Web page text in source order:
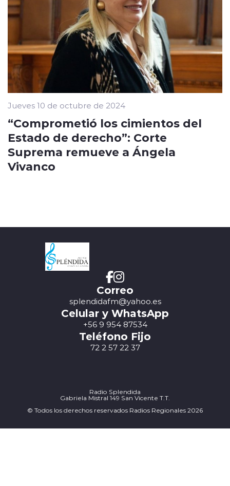
Jueves 10 de octubre de 2024
“Comprometió los cimientos del
Estado de derecho”: Corte
Suprema remueve a Ángela
Vivanco
Correo
splendidafm@yahoo.es
Celular y WhatsApp
+56 9 954 87534
Teléfono Fijo
72 2 57 22 37
Radio Splendida
Gabriela Mistral 149 San Vicente T.T.
© Todos los derechos reservados Radios Regionales 2026